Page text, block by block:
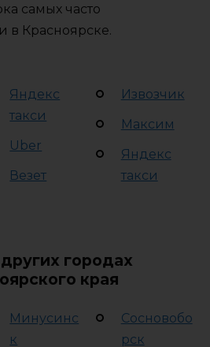
самых часто
в Красноярске.
Яндекс
такси
Uber
Везет
Извозчик
Максим
Яндекс
такси
городах
края
Минусинс
к
Сосновобо
рск